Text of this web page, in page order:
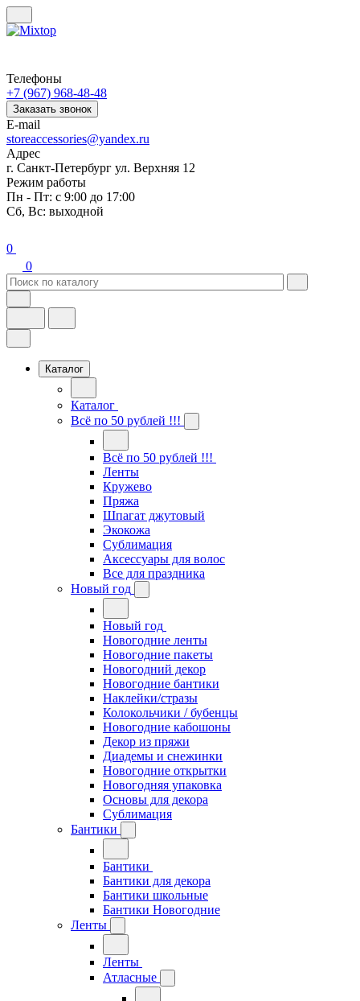
Телефоны
+7 (967) 968-48-48
Заказать звонок
E-mail
storeaccessories@yandex.ru
Адрес
г. Санкт-Петербург ул. Верхняя 12
Режим работы
Пн - Пт: с 9:00 до 17:00
Сб, Вс: выходной
0
0
Каталог
Каталог
Всё по 50 рублей !!!
Всё по 50 рублей !!!
Ленты
Кружево
Пряжа
Шпагат джутовый
Экокожа
Сублимация
Аксессуары для волос
Все для праздника
Новый год
Новый год
Новогодние ленты
Новогодние пакеты
Новогодний декор
Новогодние бантики
Наклейки/стразы
Колокольчики / бубенцы
Новогодние кабошоны
Декор из пряжи
Диадемы и снежинки
Новогодние открытки
Новогодняя упаковка
Основы для декора
Сублимация
Бантики
Бантики
Бантики для декора
Бантики школьные
Бантики Новогодние
Ленты
Ленты
Атласные